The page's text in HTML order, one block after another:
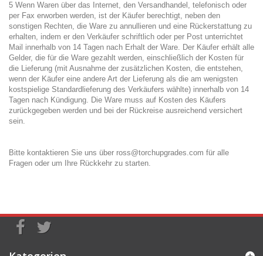
5 Wenn Waren über das Internet, den Versandhandel, telefonisch oder
per Fax erworben werden, ist der Käufer berechtigt, neben den
sonstigen Rechten, die Ware zu annullieren und eine Rückerstattung zu
erhalten, indem er den Verkäufer schriftlich oder per Post unterrichtet
Mail innerhalb von 14 Tagen nach Erhalt der Ware. Der Käufer erhält alle
Gelder, die für die Ware gezahlt werden, einschließlich der Kosten für
die Lieferung (mit Ausnahme der zusätzlichen Kosten, die entstehen,
wenn der Käufer eine andere Art der Lieferung als die am wenigsten
kostspielige Standardlieferung des Verkäufers wählte) innerhalb von 14
Tagen nach Kündigung. Die Ware muss auf Kosten des Käufers
zurückgegeben werden und bei der Rückreise ausreichend versichert
sein.
Bitte kontaktieren Sie uns über ross@torchupgrades.com für alle
Fragen oder um Ihre Rückkehr zu starten.